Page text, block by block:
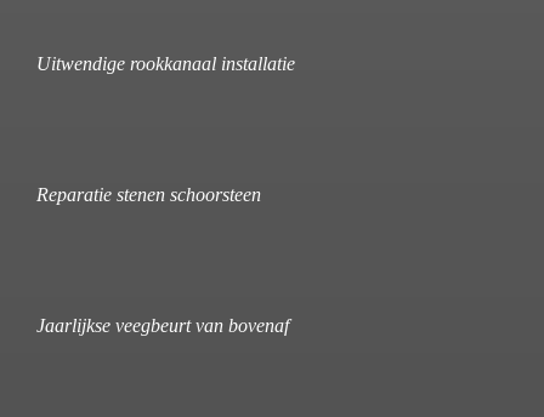
Uitwendige rookkanaal installatie
Reparatie stenen schoorsteen
Jaarlijkse veegbeurt van bovenaf